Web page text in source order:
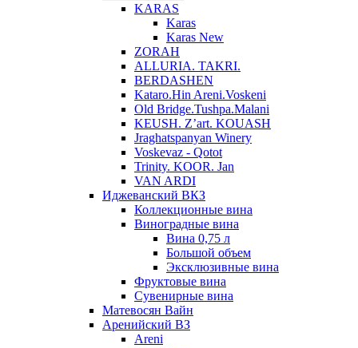
KARAS
Karas
Karas New
ZORAH
ALLURIA. TAKRI.
BERDASHEN
Kataro.Hin Areni.Voskeni
Old Bridge.Tushpa.Malani
KEUSH. Z’art. KOUASH
Jraghatspanyan Winery
Voskevaz - Qotot
Trinity. KOOR. Jan
VAN ARDI
Иджеванский ВКЗ
Коллекционные вина
Виноградные вина
Вина 0,75 л
Большой объем
Эксклюзивные вина
Фруктовые вина
Cувенирные вина
Матевосян Вайн
Аренийский ВЗ
Areni